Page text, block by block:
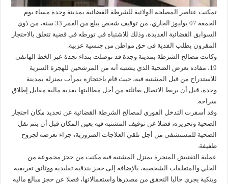
تمكنت عناصر المصلحة الولائية للشرطة القضائية بمدينة وجدة مساء يوم
الجمعة 07 يوليوز الجاري، من توقيف شخص يبلغ من العمر 33 سنة، من ذوي
السوابق القضائية العديدة، وذلك للاشتباه في تورطه في قضية تتعلق بالاحتجاز
المقرون بطلب الفدية في حق مواطن من جنسية عربية.
وكانت مصالح الشرطة بمدينة وجدة قد توصلت بنداء نجدة عبر الخط الهاتفي
19، مفاده تعرض الضحية الذي يشتبه أنه من المرشحين للهجرة السرية
للاستدراج من قبل المشتبه فيه، حيث قام باحتجازه بمرأب بمنزله بمدينة
وجدة، قبل أن يربط الاتصال بعائلته من أجل مطالبتها بفدية مالية مقابل إطلاق
سراحه.
وقد أسفرت التدخل الفوري لمصالح الشرطة القضائية عن تحديد مكان احتجاز
الضحية وتحريره، فضلا عن توقيف المشتبه فيه بعين المكان قبل أن يتم نقل
الضحية للمستشفى من أجل تلقي العلاجات الضرورية، جراء تعرضه لجروح
طفيفة.
عملية التفتيش المنجزة بمنزل المشتبه فيه مكنت من حجز مجموعة من
الحلي والمتعلقات الشخصية، بالإضافة إلى حجز بندقية تقليدية ووثائق تعريفية
وبنكية يجري حاليا التحقق من مصدرها واستعمالاتها، فضلا عن حجز مبالغ مالية